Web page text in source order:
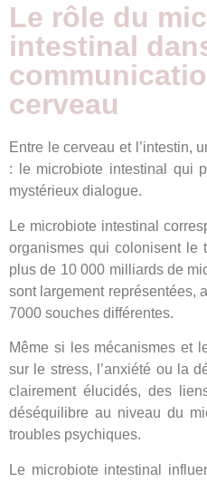
Le rôle du
intestinal
cerveau
Entre le cerveau et l’intestin,
: le microbiote intestinal qui
mystérieux dialogue.
Le microbiote intestinal
organismes qui colonisent le
plus de 10 000 milliards de
sont largement représentées,
7000 souches différentes.
Même si les mécanismes et
sur le stress, l’anxiété ou la
clairement élucidés, des
déséquilibre au niveau du
troubles psychiques.
Le microbiote intestinal